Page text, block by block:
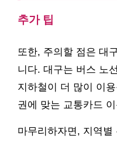
추가 팁
또한, 주의할 점은 대
니다. 대구는 버스 노
지하철이 더 많이 이
권에 맞는 교통카드
마무리하자면, 지역별